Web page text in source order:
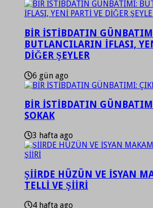
BİR İSTİBDATIN
BUTLANCILARIN İFLASI,
DİĞER ŞEYLER
6 gün ago
BİR İSTİBDATIN
SOKAK
3 hafta ago
ŞİİRDE HÜZÜN VE İSYAN
TELLİ VE ŞİİRİ
4 hafta ago